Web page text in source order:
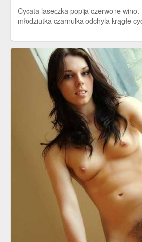
Cycata laseczka popija czerwone wino.
młodziutka czarnulka odchyla krągłe